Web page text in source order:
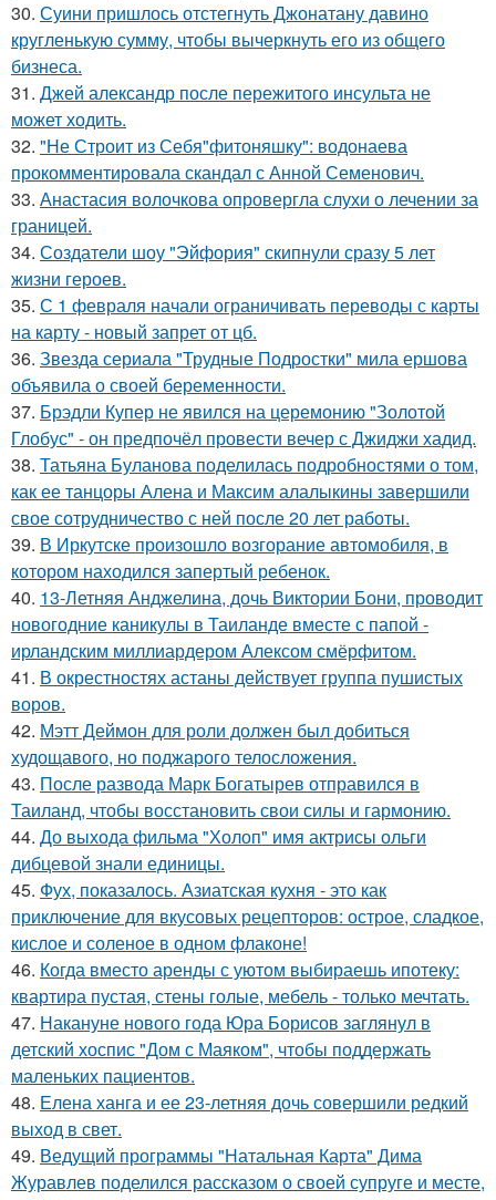
30. Суини пришлось отстегнуть Джонатану давино
кругленькую сумму, чтобы вычеркнуть его из общего
бизнеса.
31. Джей александр после пережитого инсульта не
может ходить.
32. "Не Строит из Себя"фитоняшку": водонаева
прокомментировала скандал с Анной Семенович.
33. Анастасия волочкова опровергла слухи о лечении за
границей.
34. Создатели шоу "Эйфория" скипнули сразу 5 лет
жизни героев.
35. С 1 февраля начали ограничивать переводы с карты
на карту - новый запрет от цб.
36. Звезда сериала "Трудные Подростки" мила ершова
объявила о своей беременности.
37. Брэдли Купер не явился на церемонию "Золотой
Глобус" - он предпочёл провести вечер с Джиджи хадид.
38. Татьяна Буланова поделилась подробностями о том,
как ее танцоры Алена и Максим алалыкины завершили
свое сотрудничество с ней после 20 лет работы.
39. В Иркутске произошло возгорание автомобиля, в
котором находился запертый ребенок.
40. 13-Летняя Анджелина, дочь Виктории Бони, проводит
новогодние каникулы в Таиланде вместе с папой -
ирландским миллиардером Алексом смёрфитом.
41. В окрестностях астаны действует группа пушистых
воров.
42. Мэтт Деймон для роли должен был добиться
худощавого, но поджарого телосложения.
43. После развода Марк Богатырев отправился в
Таиланд, чтобы восстановить свои силы и гармонию.
44. До выхода фильма "Холоп" имя актрисы ольги
дибцевой знали единицы.
45. Фух, показалось. Азиатская кухня - это как
приключение для вкусовых рецепторов: острое, сладкое,
кислое и соленое в одном флаконе!
46. Когда вместо аренды с уютом выбираешь ипотеку:
квартира пустая, стены голые, мебель - только мечтать.
47. Накануне нового года Юра Борисов заглянул в
детский хоспис "Дом с Маяком", чтобы поддержать
маленьких пациентов.
48. Елена ханга и ее 23-летняя дочь совершили редкий
выход в свет.
49. Ведущий программы "Натальная Карта" Дима
Журавлев поделился рассказом о своей супруге и месте,